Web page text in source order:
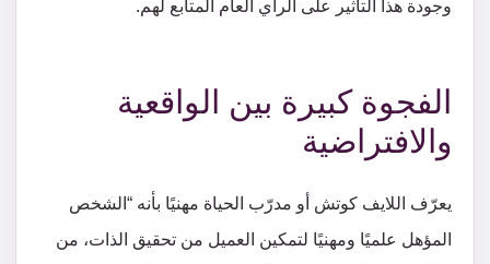
وجودة هذا التأثير على الرأي العام المتابع لهم.
الفجوة كبيرة بين الواقعية
والافتراضية
يعرّف اللايف كوتش أو مدرّب الحياة مهنيًا بأنه “الشخص
المؤهل علميًا ومهنيًا لتمكين العميل من تحقيق الذات، من